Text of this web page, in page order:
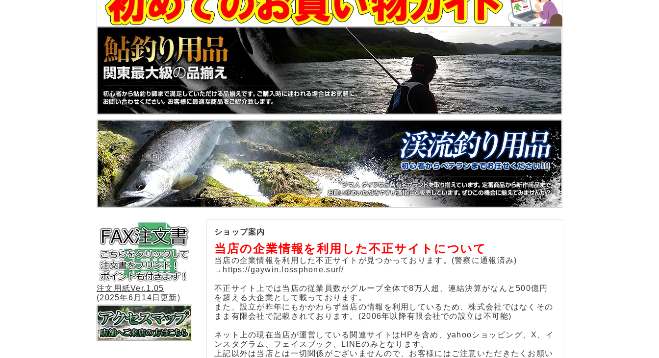
注文用紙Ver.1.05
(2025年6月14日更新)
ショップ案内
当店の企業情報を利用した不正サイトについて
当店の企業情報を利用した不正サイトが見つかっております。(警察に通報済み)
→https://gaywin.lossphone.surf/
不正サイト上では当店の従業員数がグループ全体で8万人超、連結決算がなんと500億円
を超える大企業として載っております。
また、設立が昨年にもかかわらず当店の情報を利用しているため、株式会社ではなくその
まま有限会社で記載されております。(2006年以降有限会社での設立は不可能)
ネット上の現在当店が運営している関連サイトはHPを含め、yahooショッピング、X、イ
ンスタグラム、フェイスブック、LINEのみとなります。
上記以外は当店とは一切関係がございませんので、お客様にはご注意いただきたくお願い